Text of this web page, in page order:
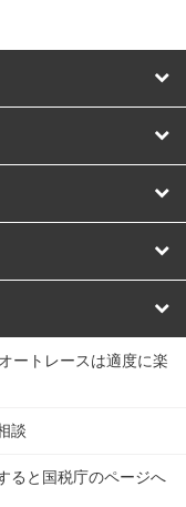
場 宇都宮競輪場
ートレースは適度に楽
談
ると国税庁のページへ